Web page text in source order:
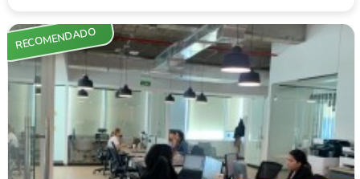
VER INMUEBLE
RECOMENDADO